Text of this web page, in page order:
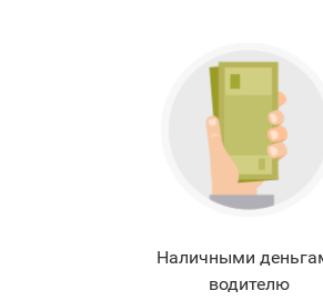
Наличными
водителю